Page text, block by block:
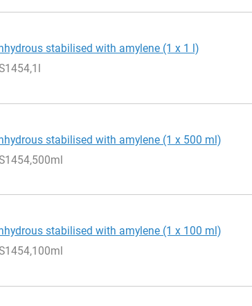
stabilised with amylene (1 x 1 l)
stabilised with amylene (1 x 500 ml)
stabilised with amylene (1 x 100 ml)